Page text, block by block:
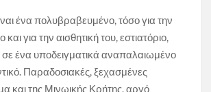
ένα πολυβραβευμένο, τόσο για την
και για την αισθητική του, εστιατόριο,
σε ένα υποδειγματικά αναπαλαιωμένο
Παραδοσιακές, ξεχασμένες
και της Μινωικής Κρήτης, αργό